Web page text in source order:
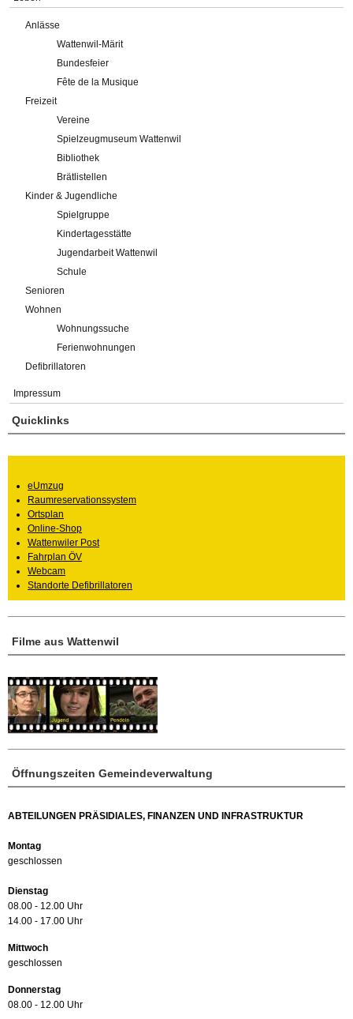
Anlässe
Wattenwil-Märit
Bundesfeier
Fête de la Musique
Freizeit
Vereine
Spielzeugmuseum Wattenwil
Bibliothek
Brätlistellen
Kinder & Jugendliche
Spielgruppe
Kindertagesstätte
Jugendarbeit Wattenwil
Schule
Senioren
Wohnen
Wohnungssuche
Ferienwohnungen
Defibrillatoren
Impressum
Öffnungszeiten Gemeindeverwaltung
ABTEILUNGEN PRÄSIDIALES, FINANZEN UND INFRASTRUKTUR
Montag
geschlossen
Dienstag
08.00 - 12.00 Uhr
14.00 - 17.00 Uhr
Mittwoch
geschlossen
Donnerstag
08.00 - 12.00 Uhr
Filme aus Wattenwil
Quicklinks
eUmzug
Raumreservationssystem
Ortsplan
Online-Shop
Wattenwiler Post
Fahrplan ÖV
Webcam
Standorte Defibrillatoren